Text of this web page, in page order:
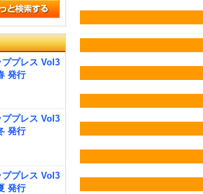
ププレス Vol3
発行
ププレス Vol3
発行
ププレス Vol3
発行